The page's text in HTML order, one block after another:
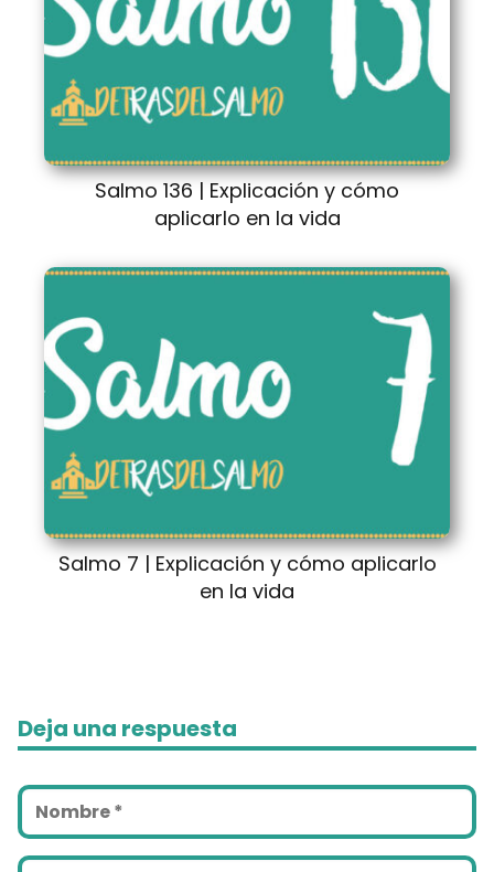
Salmo 136 | Explicación y cómo
aplicarlo en la vida
Salmo 7 | Explicación y cómo aplicarlo
en la vida
Deja una respuesta